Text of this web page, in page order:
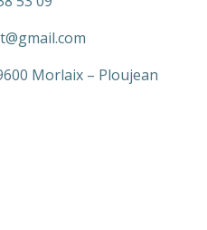
Morlaix – Ploujean